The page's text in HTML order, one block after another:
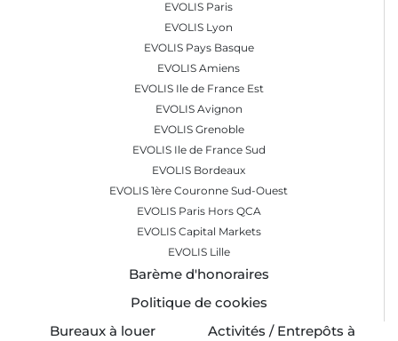
EVOLIS Paris
EVOLIS Lyon
EVOLIS Pays Basque
EVOLIS Amiens
EVOLIS Ile de France Est
EVOLIS Avignon
EVOLIS Grenoble
EVOLIS Ile de France Sud
EVOLIS Bordeaux
EVOLIS 1ère Couronne Sud-Ouest
EVOLIS Paris Hors QCA
EVOLIS Capital Markets
EVOLIS Lille
Barème d'honoraires
Politique de cookies
Bureaux à louer
Activités / Entrepôts à